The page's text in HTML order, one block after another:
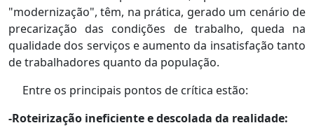
"modernização", têm, na prática, gerado um cenário de
precarização das condições de trabalho, queda na
qualidade dos serviços e aumento da insatisfação tanto
de trabalhadores quanto da população.
Entre os principais pontos de crítica estão:
-Roteirização ineficiente e descolada da realidade: